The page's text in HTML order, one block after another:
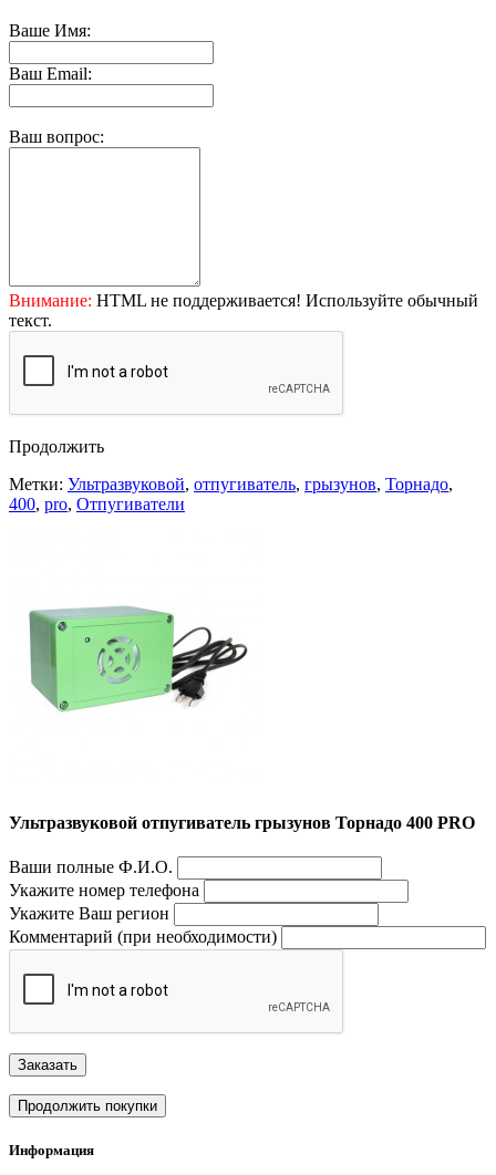
Ваше Имя:
Ваш Email:
Ваш вопрос:
Внимание: HTML не поддерживается! Используйте обычный
текст.
Продолжить
Метки: Ультразвуковой, отпугиватель, грызунов, Торнадо,
400, pro, Отпугиватели
Ультразвуковой отпугиватель грызунов Торнадо 400 PRO
Ваши полные Ф.И.О.
Укажите номер телефона
Укажите Ваш регион
Комментарий (при необходимости)
Заказать
Продолжить покупки
Информация